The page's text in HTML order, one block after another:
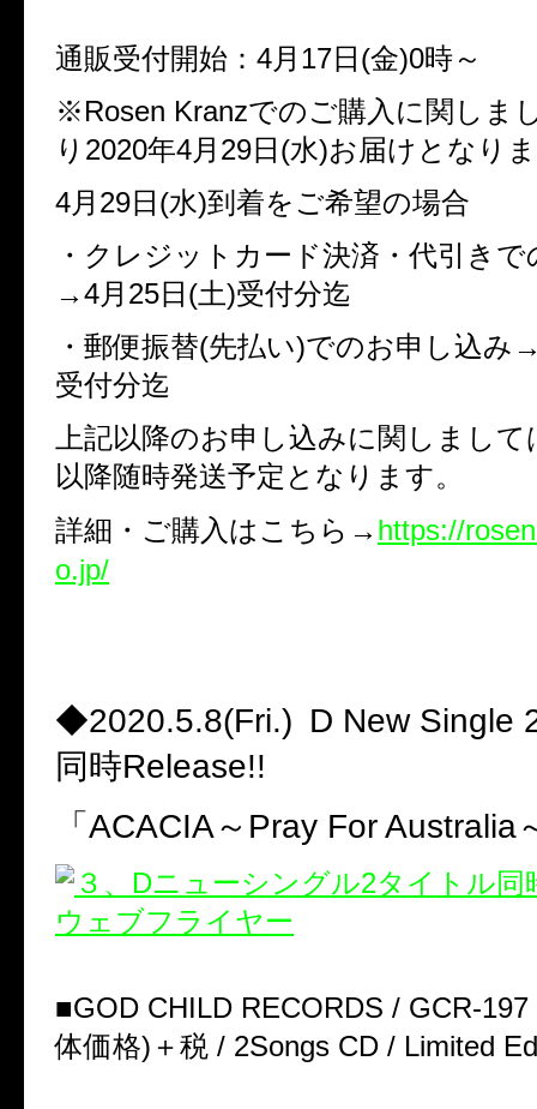
通販受付開始：4月17日(金)0時～
※Rosen Kranzでのご購入に関しま
り2020年4月29日(水)お届けとなり
4月29日(水)到着をご希望の場合
・クレジットカード決済・代引き
→4月25日(土)受付分迄
・郵便振替(先払い)でのお申し込み
受付分迄
上記以降のお申し込みに関しまして
以降随時発送予定となります。
詳細・ご購入はこちら→ https://
o.jp/
◆2020.5.8(Fri.) D New Single
同時Release!!
「ACACIA～ Pray For Australia
■GOD CHILD RECORDS / GCR-
体価格)＋税 / 2Songs CD / Limited